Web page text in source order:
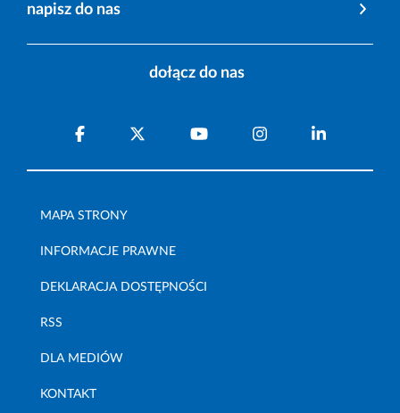
napisz do nas
dołącz do nas
MAPA STRONY
INFORMACJE PRAWNE
DEKLARACJA DOSTĘPNOŚCI
RSS
DLA MEDIÓW
KONTAKT